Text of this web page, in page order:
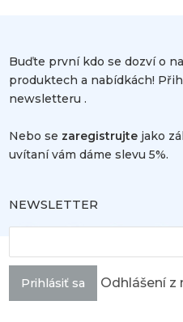
Buďte první kdo se dozví o
produktech a nabídkách!
newsletteru .
Nebo se zaregistrujte jako
uvítaní vám dáme slevu 5%.
NEWSLETTER
Prihlásiť sa Odhlášení z